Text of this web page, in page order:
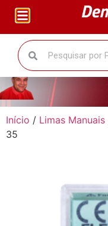
Início / Limas Manuais
35